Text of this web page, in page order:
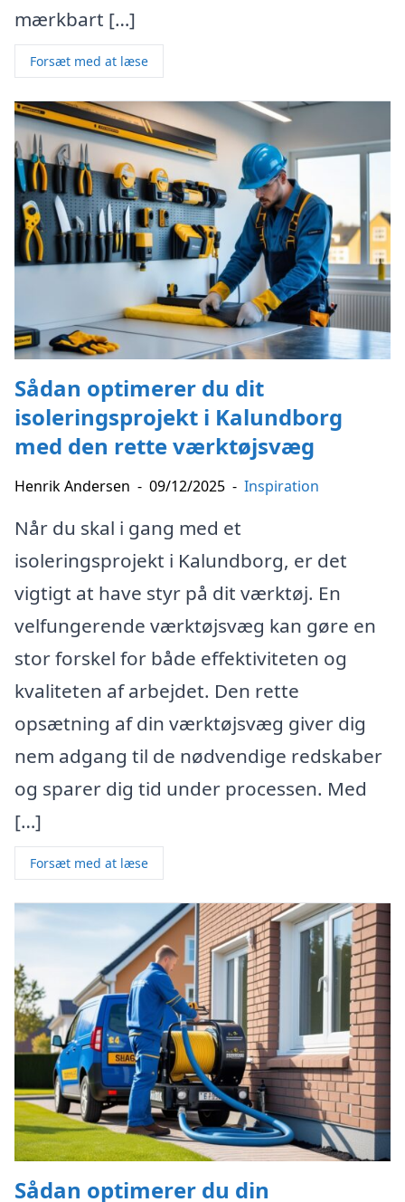
mærkbart […]
Forsæt med at læse
Sådan optimerer du dit
isoleringsprojekt i Kalundborg
med den rette værktøjsvæg
Henrik Andersen - 09/12/2025 - Inspiration
Når du skal i gang med et
isoleringsprojekt i Kalundborg, er det
vigtigt at have styr på dit værktøj. En
velfungerende værktøjsvæg kan gøre en
stor forskel for både effektiviteten og
kvaliteten af arbejdet. Den rette
opsætning af din værktøjsvæg giver dig
nem adgang til de nødvendige redskaber
og sparer dig tid under processen. Med
[…]
Forsæt med at læse
Sådan optimerer du din